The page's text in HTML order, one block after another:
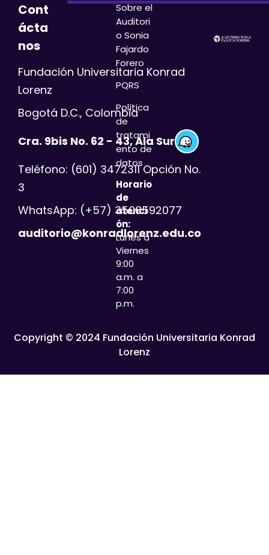
Cont
ácta
nos
Fundación Universitaria Konrad
Lorenz
Bogotá D.C., Colombia
Cra. 9bis No. 62 - 43, Ala Sur
Teléfono: (601) 3472311 Opción No.
3
WhatsApp: (+57) 3508592077
auditorio@konradlorenz.edu.co
Sobre el
Auditori
oSonia
Fajardo
Forero
PQRS
Política
de
tratami
ento de
datos
Horario
de
atenci
ón:
Lunes a
Viernes
9:00
a.m. a
7:00
p.m.
Copyright © 2024 Fundación Universitaria Konrad
Lorenz